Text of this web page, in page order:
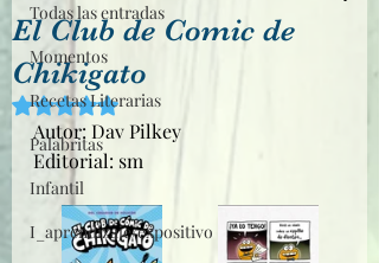
Todas las entradas
Momentos
Recetas Literarias
Palabritas
Infantil
I_aprendizaje/expositivo
El Club de Comic de
Chikigato
Obtuvo NaN de 5 estrellas.
Autor: Dav Pilkey
Editorial: sm